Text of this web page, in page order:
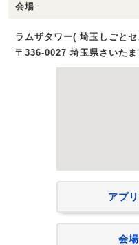
会場
ラムザタワー( 埼玉しごと
〒336-0027 埼玉県さいたま
アプ
会